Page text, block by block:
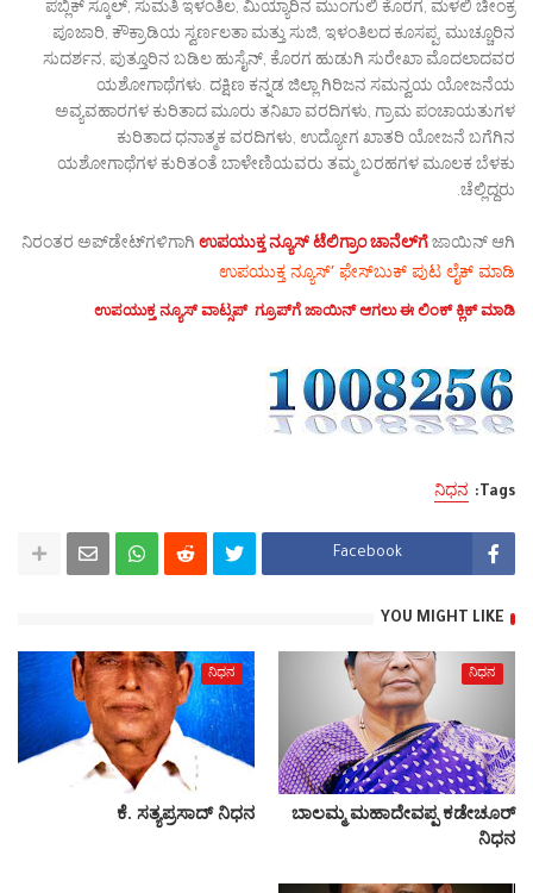
ಪಬ್ಲಿಕ್ ಸ್ಕೂಲ್, ಸುಮತಿ ಇಳಂತಿಲ, ಮಿಯ್ಯಾರಿನ ಮುಂಗುಲಿ ಕೊರಗ, ಮಳಲಿ ಚೀಂಕ್ರ
ಪೂಜಾರಿ, ಕೌಕ್ರಾಡಿಯ ಸ್ವರ್ಣಲತಾ ಮತ್ತು ಸುಜಿ, ಇಳಂತಿಲದ ಕೂಸಪ್ಪ, ಮುಚ್ಚೂರಿನ
ಸುದರ್ಶನ, ಪುತ್ತೂರಿನ ಬಡಿಲ ಹುಸೈನ್, ಕೊರಗ ಹುಡುಗಿ ಸುರೇಖಾ ಮೊದಲಾದವರ
ಯಶೋಗಾಥೆಗಳು. ದಕ್ಷಿಣ ಕನ್ನಡ ಜಿಲ್ಲಾ ಗಿರಿಜನ ಸಮನ್ವಯ ಯೋಜನೆಯ
ಅವ್ಯವಹಾರಗಳ ಕುರಿತಾದ ಮೂರು ತನಿಖಾ ವರದಿಗಳು, ಗ್ರಾಮ ಪಂಚಾಯತುಗಳ
ಕುರಿತಾದ ಧನಾತ್ಮಕ ವರದಿಗಳು, ಉದ್ಯೋಗ ಖಾತರಿ ಯೋಜನೆ ಬಗೆಗಿನ
ಯಶೋಗಾಥೆಗಳ ಕುರಿತಂತೆ ಬಾಳೇಣಿಯವರು ತಮ್ಮ ಬರಹಗಳ ಮೂಲಕ ಬೆಳಕು
ಚೆಲ್ಲಿದ್ದರು.
ನಿರಂತರ ಅಪ್‌ಡೇಟ್‌ಗಳಿಗಾಗಿ ಉಪಯುಕ್ತ ನ್ಯೂಸ್‌ ಟೆಲಿಗ್ರಾಂ ಚಾನೆಲ್‌ಗೆ ಜಾಯಿನ್‌ ಆಗಿ
ಉಪಯುಕ್ತ ನ್ಯೂಸ್‌’ ಫೇಸ್‌ಬುಕ್ ಪುಟ ಲೈಕ್ ಮಾಡಿ
ಉಪಯುಕ್ತ ನ್ಯೂಸ್‌ ವಾಟ್ಸಪ್‌ ಗ್ರೂಪ್‌ಗೆ ಜಾಯಿನ್ ಆಗಲು ಈ ಲಿಂಕ್ ಕ್ಲಿಕ್ ಮಾಡಿ
Tags:
ನಿಧನ
Facebook
YOU MIGHT LIKE
ನಿಧನ
ಬಾಲಮ್ಮ ಮಹಾದೇವಪ್ಪ ಕಡೇಚೂರ್
ನಿಧನ
ನಿಧನ
ಕೆ. ಸತ್ಯಪ್ರಸಾದ್ ನಿಧನ